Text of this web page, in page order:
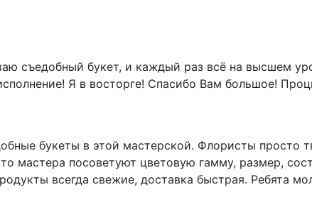
съедобный букет, и каждый раз всё на высшем
Я в восторге! Спасибо Вам большое!
букеты в этой мастерской. Флористы просто
то мастера посоветуют цветовую гамму, размер,
всегда свежие, доставка быстрая. Ребята